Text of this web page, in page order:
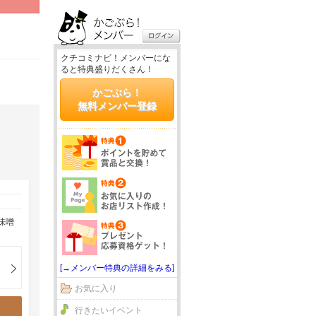
噌
クチコミナビ！メンバーにな
ると特典盛りだくさん！
かごぶら！
無料メンバー登録
[→メンバー特典の詳細をみる]
お気に入り
行きたいイベント